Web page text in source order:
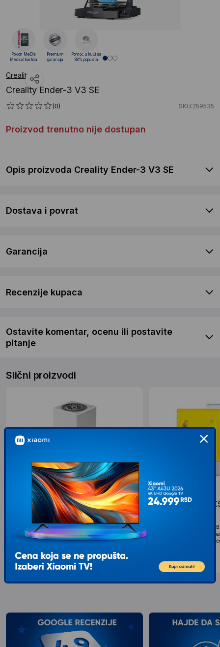
Creality
Creality Ender-3 V3 SE
(0) SKU:259535
Proizvod trenutno nije dostupan
Poklon MeDis
Medical kartica
Premium
garancija
Pomoć u kući sa
88% popusta
Opis proizvoda Creality Ender-3 V3 SE
Dostava i povrat
Garancija
Recenzije kupaca
Ostavite komentar, ocenu ili postavite
pitanje
Slični proizvodi
ELEGOO Mini Heater
Specifikacija Elegoo Mini Heater je kompaktni grejač
namenjen resin 3D štampačima koji održava
stabilnu temperaturu unutar komore za
pouzdaniju...
ELEGOO Mercury
Specifikacija Mercury XS
pranje i 1 stanicu za
dvostrukom funkcijom